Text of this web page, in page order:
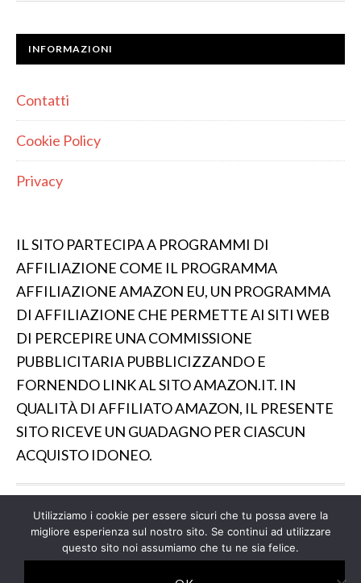
INFORMAZIONI
Contatti
Cookie Policy
Privacy
IL SITO PARTECIPA A PROGRAMMI DI
AFFILIAZIONE COME IL PROGRAMMA
AFFILIAZIONE AMAZON EU, UN PROGRAMMA
DI AFFILIAZIONE CHE PERMETTE AI SITI WEB
DI PERCEPIRE UNA COMMISSIONE
PUBBLICITARIA PUBBLICIZZANDO E
FORNENDO LINK AL SITO AMAZON.IT. IN
QUALITÀ DI AFFILIATO AMAZON, IL PRESENTE
SITO RICEVE UN GUADAGNO PER CIASCUN
ACQUISTO IDONEO.
IL SITO PARTECIPA A PROGRAMMI DI AFFILIAZIONE
COME IL PROGRAMMA AFFILIAZIONE AMAZON EU, UN
PROGRAMMA DI AFFILIAZIONE CHE PERMETTE AI SITI
Utilizziamo i cookie per essere sicuri che tu possa avere la
migliore esperienza sul nostro sito. Se continui ad utilizzare
questo sito noi assumiamo che tu ne sia felice.